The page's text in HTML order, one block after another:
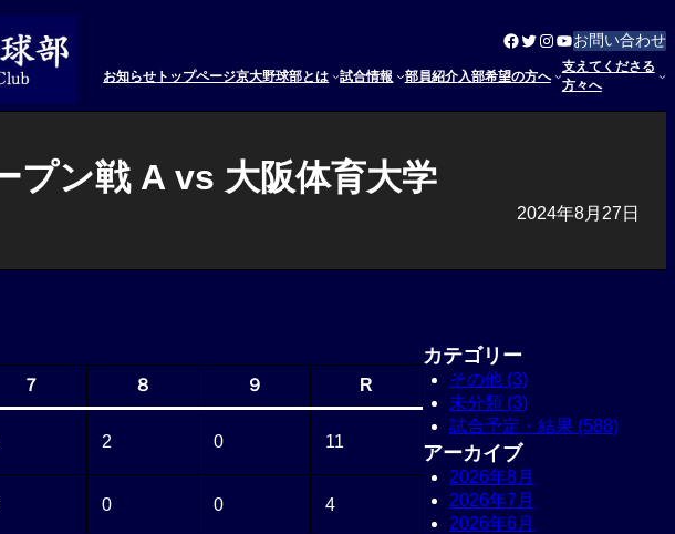
Facebook
Twitter
Instagram
YouTube
お問い合わせ
お知らせ トップページ京大野球部とは 試合情報 部員紹介入部希望の方へ
支えてくださる
方々へ
プン戦 A vs 大阪体育大学
2024年8月27日
７ ８ ９ R
2 0 11
0 0 4
カテゴリー
その他 (3)
未分類 (3)
試合予定・結果 (588)
アーカイブ
2026年8月
2026年7月
2026年6月